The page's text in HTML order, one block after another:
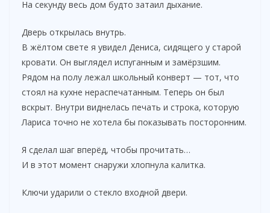
На секунду весь дом будто затаил дыхание.
Дверь открылась внутрь.
В жёлтом свете я увидел Дениса, сидящего у старой
кровати. Он выглядел испуганным и замёрзшим.
Рядом на полу лежал школьный конверт — тот, что
стоял на кухне нераспечатанным. Теперь он был
вскрыт. Внутри виднелась печать и строка, которую
Лариса точно не хотела бы показывать посторонним.
Я сделал шаг вперёд, чтобы прочитать…
И в этот момент снаружи хлопнула калитка.
Ключи ударили о стекло входной двери.